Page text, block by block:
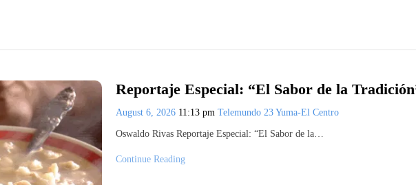
Reportaje Especial: “El Sabor de la
August 6, 2026 11:13 pm Telemundo 23 Yuma-El Centro
Oswaldo Rivas Reportaje Especial: “El Sabor de la…
Continue Reading